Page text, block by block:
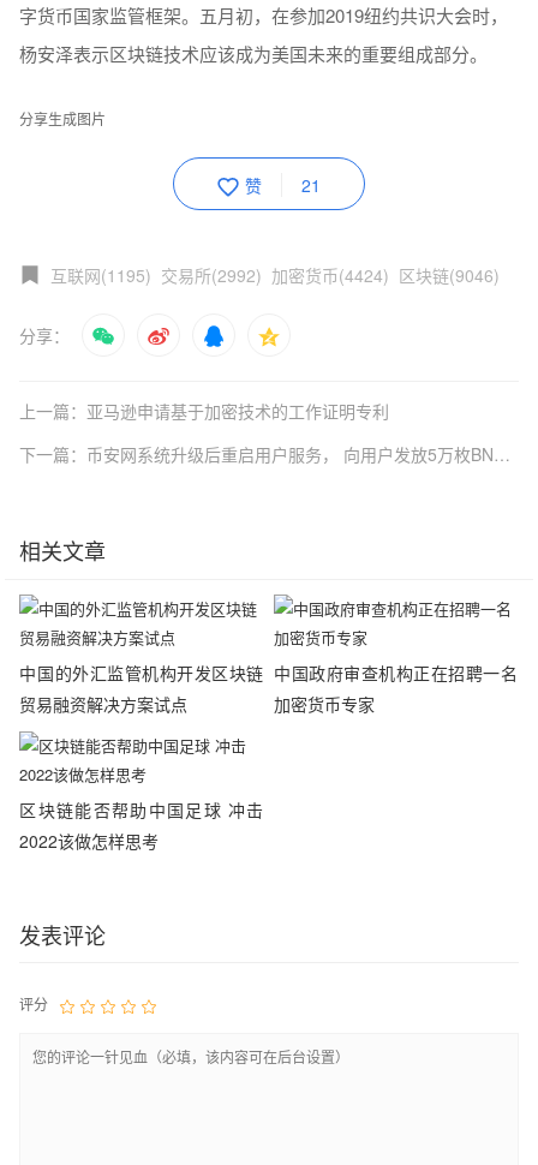
字货币国家监管框架。五月初，在参加2019纽约共识大会时，
杨安泽表示区块链技术应该成为美国未来的重要组成部分。
分享生成图片
赞 21
互联网(1195) 交易所(2992) 加密货币(4424) 区块链(9046)
分享：
上一篇：亚马逊申请基于加密技术的工作证明专利
下一篇：币安网系统升级后重启用户服务， 向用户发放5万枚BNB作为奖励
相关文章
中国的外汇监管机构开发区块链
贸易融资解决方案试点
中国政府审查机构正在招聘一名
加密货币专家
区块链能否帮助中国足球 冲击
2022该做怎样思考
发表评论
评分